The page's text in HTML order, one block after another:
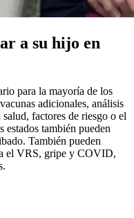
a su hijo en
para la mayoría de los
adicionales, análisis
factores de riesgo o el
estados también pueden
También pueden
el VRS, gripe y COVID,